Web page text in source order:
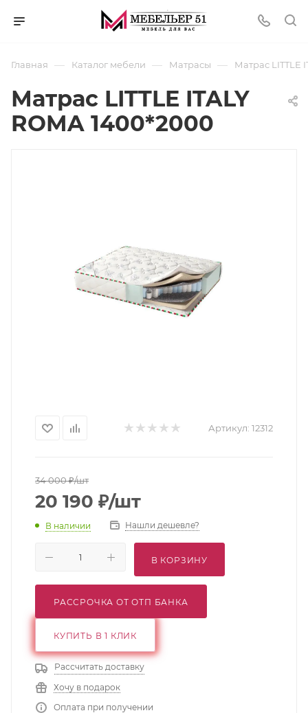
Главная — Каталог мебели — Матрасы — Матрас LITTLE
Матрас LITTLE ITALY
ROMA 1400*2000
Артикул: 12312
34 000₽/шт
20 190 ₽/шт
В наличии Нашли дешевле?
В КОРЗИНУ
РАССРОЧКА ОТ ОТП БАНКА
КУПИТЬ В 1 КЛИК
Рассчитать доставку
Хочу в подарок
Оплата при получении